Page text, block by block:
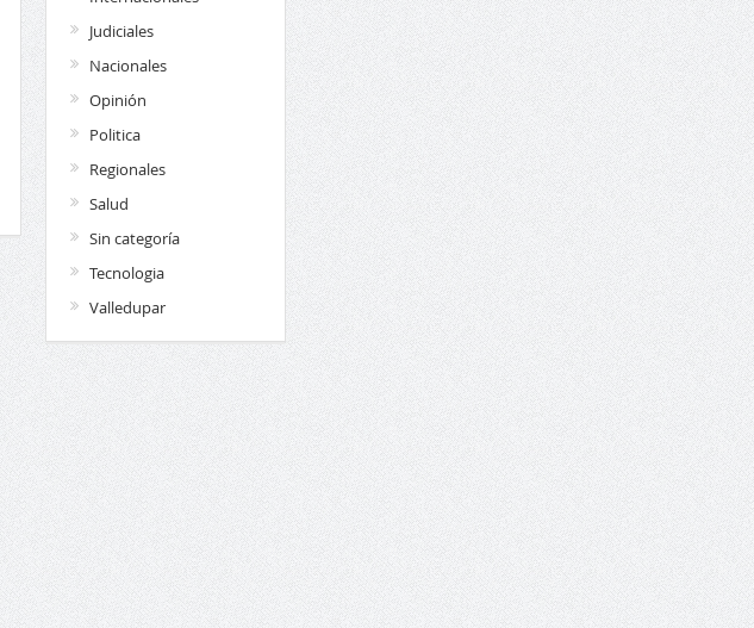
Judiciales
Nacionales
Opinión
Politica
Regionales
Salud
Sin categoría
Tecnologia
Valledupar